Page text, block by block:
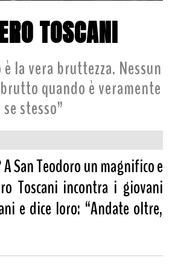
TOSCANI
la vera bruttezza. Nessun
quando è veramente
se stesso”
A San Teodoro un magnifico e
Toscani incontra i giovani
e dice loro: “Andate oltre,